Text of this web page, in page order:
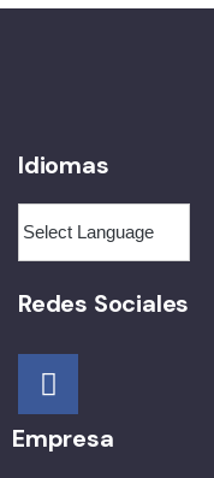
Idiomas
Redes Sociales
Empresa